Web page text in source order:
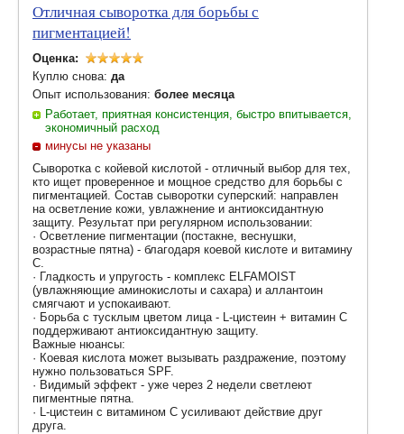
Отличная сыворотка для борьбы с
пигментацией!
Оценка:
Куплю снова: да
Опыт использования: более месяца
Работает, приятная консистенция, быстро впитывается,
экономичный расход
минусы не указаны
Сыворотка с койевой кислотой - отличный выбор для тех,
кто ищет проверенное и мощное средство для борьбы с
пигментацией. Состав сыворотки суперский: направлен
на осветление кожи, увлажнение и антиоксидантную
защиту. Результат при регулярном использовании:
· Осветление пигментации (постакне, веснушки,
возрастные пятна) - благодаря коевой кислоте и витамину
C.
· Гладкость и упругость - комплекс ELFAMOIST
(увлажняющие аминокислоты и сахара) и аллантоин
смягчают и успокаивают.
· Борьба с тусклым цветом лица - L-цистеин + витамин C
поддерживают антиоксидантную защиту.
Важные нюансы:
· Коевая кислота может вызывать раздражение, поэтому
нужно пользоваться SPF.
· Видимый эффект - уже через 2 недели светлеют
пигментные пятна.
· L-цистеин с витамином C усиливают действие друг
друга.